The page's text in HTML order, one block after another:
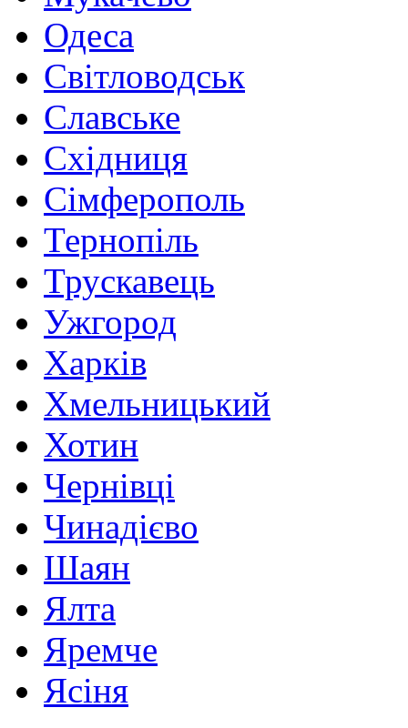
Одеса
Світловодськ
Славське
Східниця
Сімферополь
Тернопіль
Трускавець
Ужгород
Харків
Хмельницький
Хотин
Чернівці
Чинадієво
Шаян
Ялта
Яремче
Ясіня